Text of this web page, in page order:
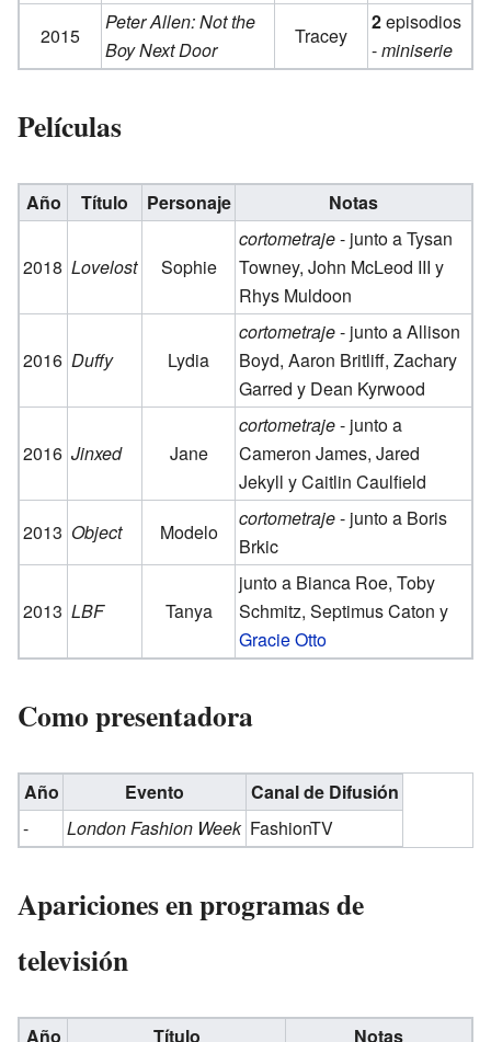
2015
Peter Allen: Not the
Boy Next Door
Tracey
2episodios
-miniserie
Películas
Año Título Personaje Notas
2018 Lovelost Sophie
cortometraje- junto a Tysan
Towney, John McLeod III y
Rhys Muldoon
2016 Duffy Lydia
cortometraje- junto a Allison
Boyd, Aaron Britliff, Zachary
Garred y Dean Kyrwood
2016 Jinxed Jane
cortometraje- junto a
Cameron James, Jared
Jekyll y Caitlin Caulfield
2013 Object Modelo
cortometraje- junto a Boris
Brkic
2013 LBF Tanya
junto a Bianca Roe, Toby
Schmitz, Septimus Caton y
Gracie Otto
Como presentadora
Año Evento
Canal de Difusión
-
London Fashion Week FashionTV
Apariciones en programas de
televisión
Año Título
Notas